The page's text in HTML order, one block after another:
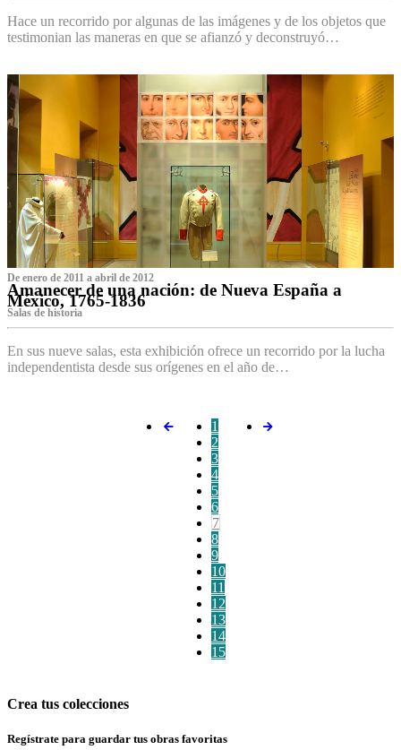
Hace un recorrido por algunas de las imágenes y de los objetos que
testimonian las maneras en que se afianzó y deconstruyó…
De enero de 2011 a abril de 2012
Amanecer de una nación: de Nueva España a
México, 1765-1836
Salas de historia
En sus nueve salas, esta exhibición ofrece un recorrido por la lucha
independentista desde sus orígenes en el año de…
1
2
3
4
5
6
7
8
9
10
11
12
13
14
15
Crea tus colecciones
Regístrate para guardar tus obras favoritas